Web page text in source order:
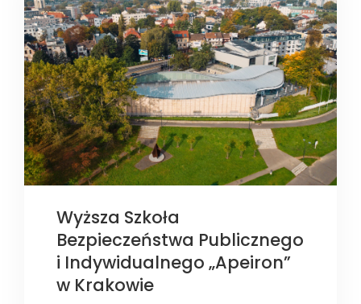
Wyższa Szkoła
Bezpieczeństwa Publicznego
i Indywidualnego „Apeiron”
w Krakowie